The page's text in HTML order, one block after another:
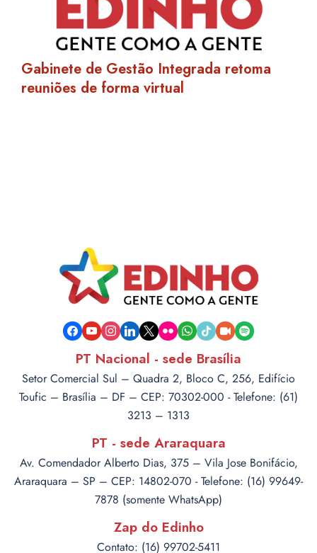
Gabinete de Gestão Integrada retoma
reuniões de forma virtual
facebook
youtubeinstagram
linkedin
x flickrwhatsapp
tiktokvideo-spotify
PT Nacional - sede Brasília
Setor Comercial Sul – Quadra 2, Bloco C, 256, Edifício
Toufic – Brasília – DF – CEP: 70302-000 - Telefone: (61)
3213 – 1313
PT - sede Araraquara
Av. Comendador Alberto Dias, 375 – Vila Jose Bonifácio,
Araraquara – SP – CEP: 14802-070 - Telefone: (16) 99649-
7878 (somente WhatsApp)
Zap do Edinho
Contato: (16) 99702-5411